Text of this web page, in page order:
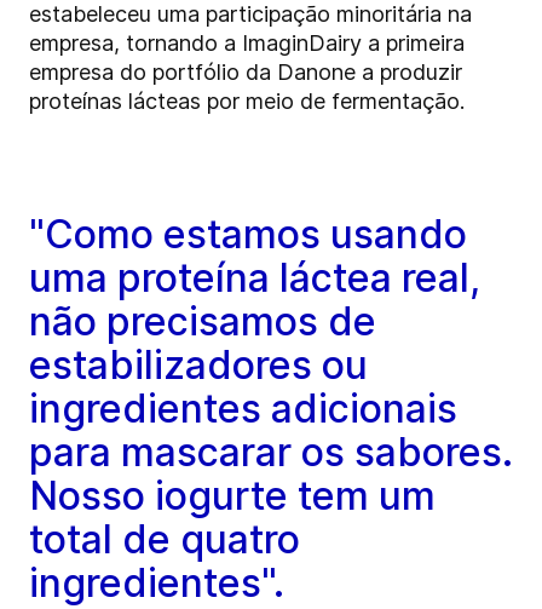
estabeleceu uma participação minoritária na
empresa, tornando a ImaginDairy a primeira
empresa do portfólio da Danone a produzir
proteínas lácteas por meio de fermentação.
"Como estamos usando
uma proteína láctea real,
não precisamos de
estabilizadores ou
ingredientes adicionais
para mascarar os sabores.
Nosso iogurte tem um
total de quatro
ingredientes".